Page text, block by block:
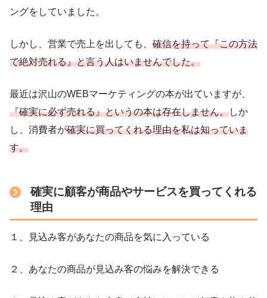
ングをしていました。
しかし、営業で売上を出しても、 確信を持って『この方法
で絶対売れる』と言う人はいませんでした。
最近は沢山のWEBマーケティングの本が出ていますが、
『確実に必ず売れる』というの本は存在しません。しか
し、消費者が確実に買ってくれる理由を私は知っていま
す。
確実に顧客が商品やサービスを買ってくれる
理由
１、見込み客があなたの商品を気に入っている
２、あなたの商品が見込み客の悩みを解決できる